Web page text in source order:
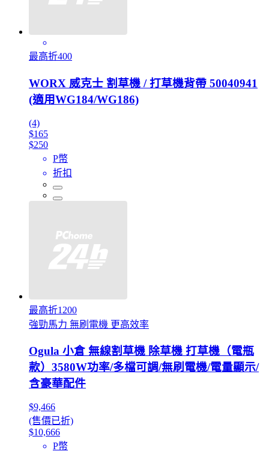
最高折400
WORX 威克士 割草機 / 打草機背帶 50040941
(適用WG184/WG186)
(4)
$165
$250
P幣
折扣
最高折1200
強勁馬力 無刷電機 更高效率
Ogula 小倉 無線割草機 除草機 打草機（電瓶
款）3580W功率/多檔可調/無刷電機/電量顯示/
含豪華配件
$9,466
(售價已折)
$10,666
P幣